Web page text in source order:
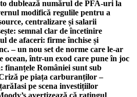
dublează numărul de PFA-uri la
modifică regulile pentru a
centralizare și salarii
semnal clar de încetinire
de afaceri: firme închise și
– un nou set de norme care le-ar
ocean, într-un exod care pune în joc
finanțele României sunt sub
pe piața carburanților –
Iasi pe scena investițiilor
avertizează că ratingul